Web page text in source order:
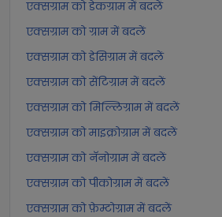
एक्सग्राम को डेकग्राम में बदलें
एक्सग्राम को ग्राम में बदलें
एक्सग्राम को डेसिग्राम में बदलें
एक्सग्राम को सेंटिग्राम में बदलें
एक्सग्राम को मिल्लिग्राम में बदलें
एक्सग्राम को माइक्रोग्राम में बदलें
एक्सग्राम को नॅनोग्राम में बदलें
एक्सग्राम को पीकोग्राम में बदलें
एक्सग्राम को फ़ेम्टोग्राम में बदलें